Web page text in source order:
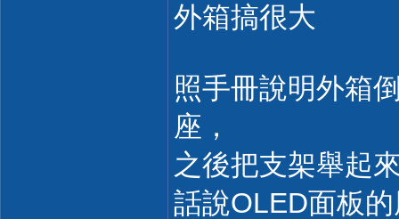
外箱搞很大
照手冊說明外箱
座，
之後把支架舉起
話說OLED面板